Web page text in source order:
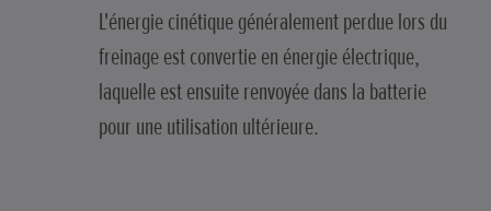
L'énergie cinétique généralement perdue lors du
freinage est convertie en énergie électrique,
laquelle est ensuite renvoyée dans la batterie
pour une utilisation ultérieure.